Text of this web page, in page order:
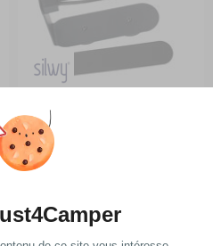
Porte-rouleau de papier
toilette aimanté
53,90 €